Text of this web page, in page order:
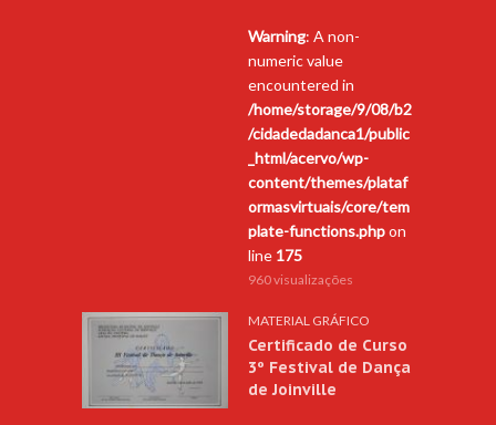
Warning: A non-
numeric value
encountered in
/home/storage/9/08/b2
/cidadedadanca1/public
_html/acervo/wp-
content/themes/plataf
ormasvirtuais/core/tem
plate-functions.phpon
line 175
960 visualizações
MATERIAL GRÁFICO
Certificado de Curso
3º Festival de Dança
de Joinville